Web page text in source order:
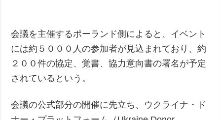
会議を主催するポーランド側によると、イベント
には約５０００人の参加者が見込まれており、約
２００件の協定、覚書、協力意向書の署名が予定
されているという。
会議の公式部分の開催に先立ち、ウクライナ・ド